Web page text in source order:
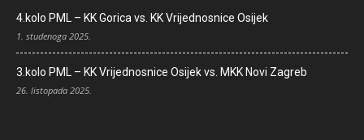
4.kolo PML – KK Gorica vs. KK Vrijednosnice Osijek
1. studenoga 2025.
3.kolo PML – KK Vrijednosnice Osijek vs. MKK Novi Zagreb
26. listopada 2025.